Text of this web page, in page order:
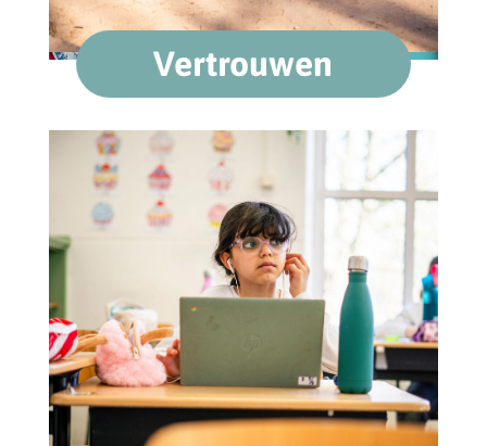
Vertrouwen